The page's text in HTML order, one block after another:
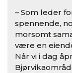
– Som leder
spennende,
morsomt
være en
Når vi i dag